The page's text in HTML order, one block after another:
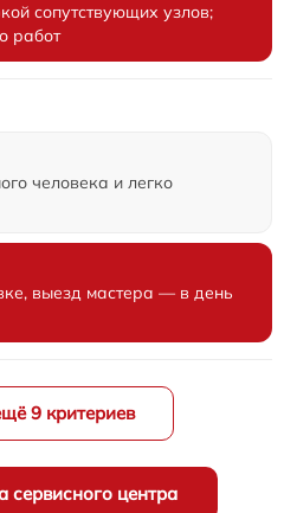
сопутствующих узлов;
работ
человека и легко
выезд мастера — в день
9 критериев
сервисного центра